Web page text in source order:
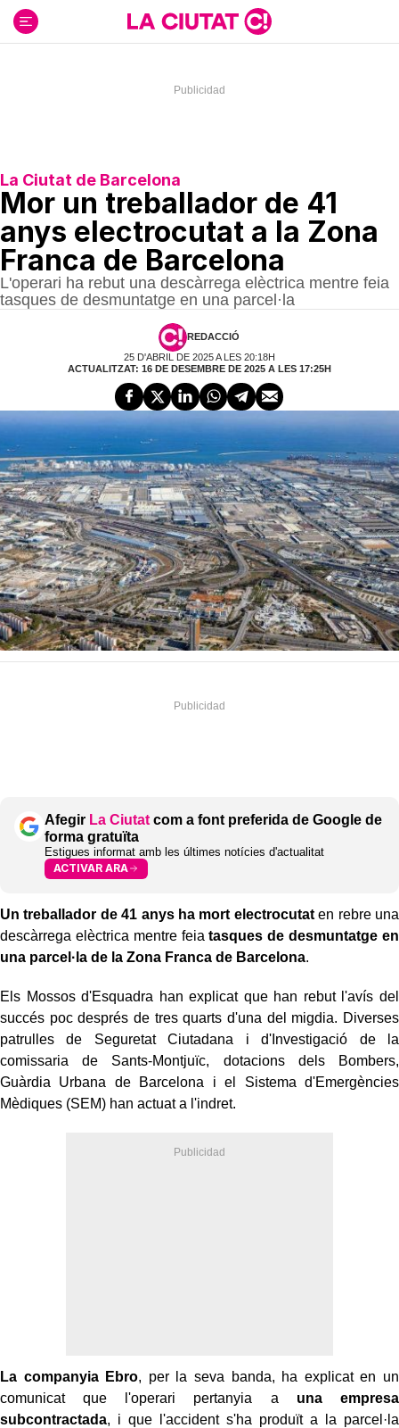
contenido
La Ciutat de Barcelona
Mor un treballador de 41
anys electrocutat a la Zona
Franca de Barcelona
L'operari ha rebut una descàrrega elèctrica mentre feia
tasques de desmuntatge en una parcel·la
REDACCIÓ
25 D'ABRIL DE 2025 A LES 20:18H
ACTUALITZAT: 16 DE DESEMBRE DE 2025 A LES 17:25H
Afegir La Ciutat com a font preferida de Google de
forma gratuïta
Estigues informat amb les últimes notícies d'actualitat
ACTIVAR ARA
Un treballador de 41 anys ha mort electrocutaten rebre una
descàrrega elèctrica mentre feiatasques de desmuntatge en
una parcel·la de la Zona Franca de Barcelona.
Els Mossos d'Esquadra han explicat que han rebut l'avís del
succés poc després de tres quarts d'una del migdia. Diverses
patrulles de Seguretat Ciutadana i d'Investigació de la
comissaria de Sants-Montjuïc, dotacions dels Bombers,
Guàrdia Urbana de Barcelona i el Sistema d'Emergències
Mèdiques (SEM) han actuat a l'indret.
La companyia Ebro, per la seva banda, ha explicat en un
comunicat que l'operari pertanyia a una empresa
subcontractada, i que l'accident s'ha produït a la parcel·la